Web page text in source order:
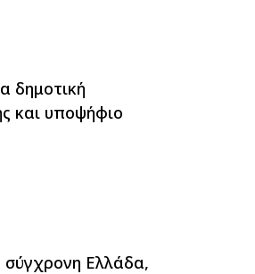
δημοτική
και υποψήφιο
σύγχρονη Ελλάδα,